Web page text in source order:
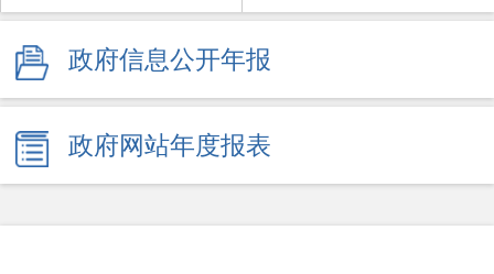
政府信息公开年报
政府网站年度报表